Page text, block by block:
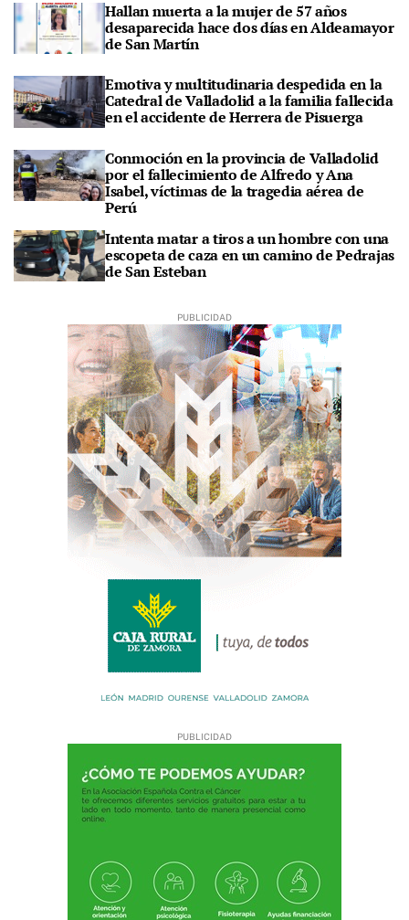
Hallan muerta a la mujer de 57 años
desaparecida hace dos días en Aldeamayor
de San Martín
Emotiva y multitudinaria despedida en la
Catedral de Valladolid a la familia fallecida
en el accidente de Herrera de Pisuerga
Conmoción en la provincia de Valladolid
por el fallecimiento de Alfredo y Ana
Isabel, víctimas de la tragedia aérea de
Perú
Intenta matar a tiros a un hombre con una
escopeta de caza en un camino de Pedrajas
de San Esteban